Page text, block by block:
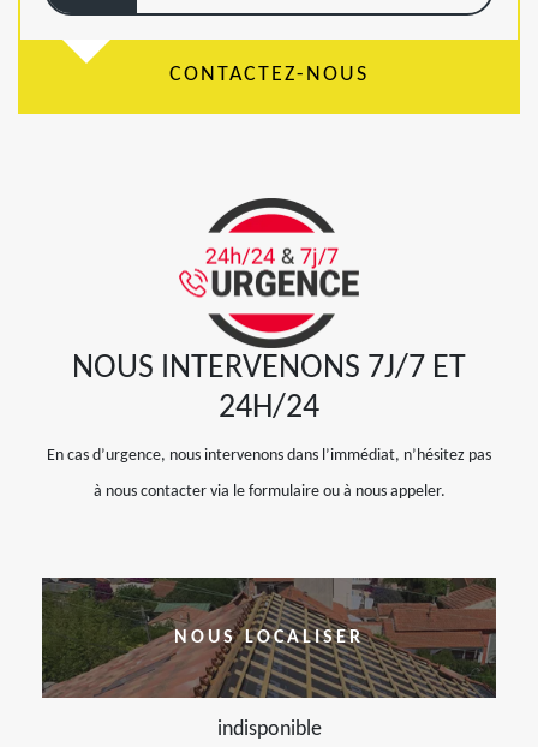
CONTACTEZ-NOUS
NOUS INTERVENONS 7J/7 ET
24H/24
En cas d’urgence, nous intervenons dans l’immédiat, n’hésitez pas
à nous contacter via le formulaire ou à nous appeler.
NOUS LOCALISER
indisponible